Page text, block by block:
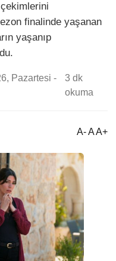
finalinde yaşanan
yaşanıp
Pazartesi -
3 dk
okuma
A- A A+